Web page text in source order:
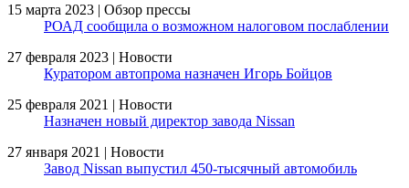
15 марта 2023 | Обзор прессы
РОАД сообщила о возможном налоговом послаблении
27 февраля 2023 | Новости
Куратором автопрома назначен Игорь Бойцов
25 февраля 2021 | Новости
Назначен новый директор завода Nissan
27 января 2021 | Новости
Завод Nissan выпустил 450-тысячный автомобиль